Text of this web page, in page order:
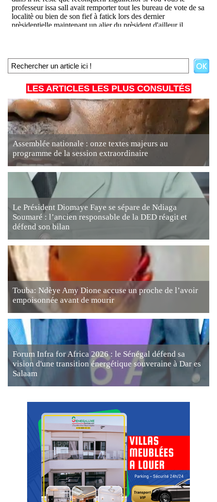
LES ARTICLES LES PLUS CONSULTÉS
Assemblée nationale : onze textes majeurs au
programme de la session extraordinaire
Le Président Diomaye Faye se sépare de Ndiaga
Soumaré : l’ancien responsable de la DED réagit et
défend son bilan
Touba: Ndèye Amy Dione accuse un proche de l’avoir
empoisonnée avant de mourir
Forum Infra for Africa 2026 : le Sénégal défend sa
vision d'une transition énergétique souveraine à Dar es
Salaam